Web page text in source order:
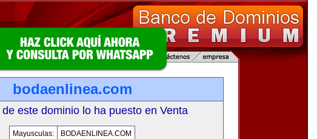
bodaenlinea.com
este dominio lo ha puesto en Venta
Mayusculas:
BODAENLINEA.COM